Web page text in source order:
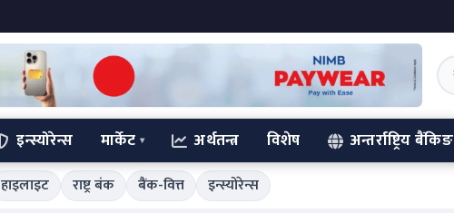
इन्स्योरेन्स मार्केट अर्थतन्त्र विशेष अन्तर्राष्ट्रिय बैंकिङ
हाइलाइट राष्ट्र बंक बैंक-वित्त इन्स्योरेन्स